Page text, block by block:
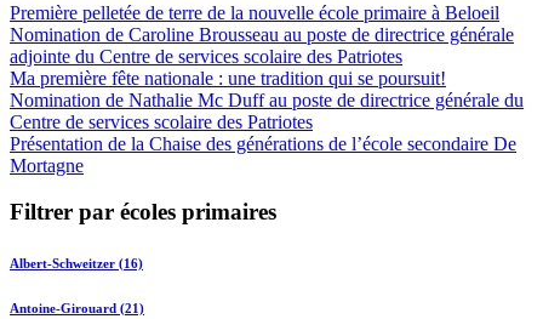
Première pelletée de terre de la nouvelle école primaire à Beloeil
Nomination de Caroline Brousseau au poste de directrice générale
adjointe du Centre de services scolaire des Patriotes
Ma première fête nationale : une tradition qui se poursuit!
Nomination de Nathalie Mc Duff au poste de directrice générale du
Centre de services scolaire des Patriotes
Présentation de la Chaise des générations de l’école secondaire De
Mortagne
Filtrer par écoles primaires
Albert-Schweitzer (16)
Antoine-Girouard (21)